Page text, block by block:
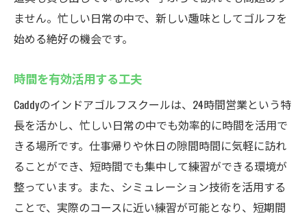
ません。忙しい日常の中で、新しい趣味としてゴルフを
始める絶好の機会です。
時間を有効活用する工夫
Caddyのインドアゴルフスクールは、24時間営業という特
長を活かし、忙しい日常の中でも効率的に時間を活用で
きる場所です。仕事帰りや休日の隙間時間に気軽に訪れ
ることができ、短時間でも集中して練習ができる環境が
整っています。また、シミュレーション技術を活用する
ことで、実際のコースに近い練習が可能となり、短期間